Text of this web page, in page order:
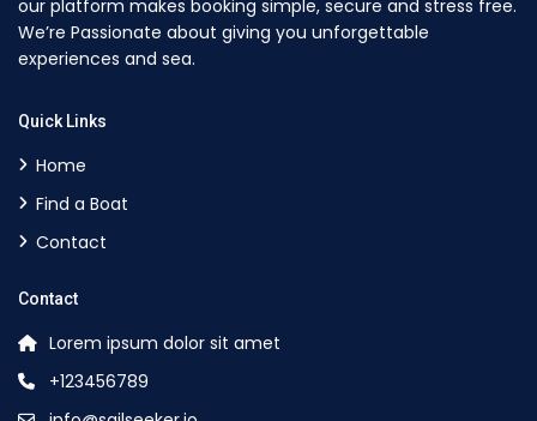
our platform makes booking simple, secure and stress free.
We’re Passionate about giving you unforgettable
experiences and sea.
Quick Links
Home
Find a Boat
Contact
Contact
Lorem ipsum dolor sit amet
+123456789